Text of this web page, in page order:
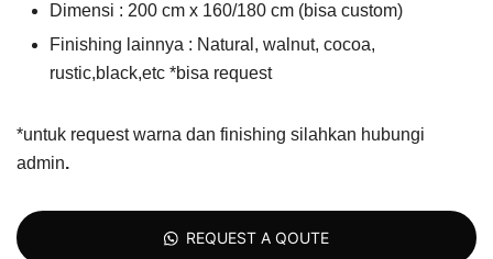
Dimensi : 200 cm x 160/180 cm (bisa custom)
Finishing lainnya : Natural, walnut, cocoa,
rustic,black,etc *bisa request
*untuk request warna dan finishing silahkan hubungi
admin.
REQUEST A QOUTE